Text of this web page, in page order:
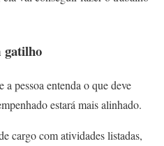
gatilho
a pessoa entenda o que deve
estará mais alinhado.
cargo com atividades listadas,